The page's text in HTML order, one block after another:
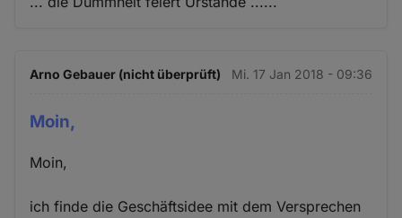
Arno Gebauer (nicht überprüft) Mi. 17 Jan 2018 - 09:36
Moin,
Moin,
ich finde die Geschäftsidee mit dem Versprechen